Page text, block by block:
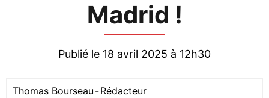
Madrid !
Publié le 18 avril 2025 à 12h30
Thomas Bourseau -Rédacteur